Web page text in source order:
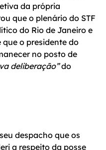
da própria
que o plenário do STF
do Rio de Janeiro e
o presidente do
no posto de
deliberação”do
despacho que os
a respeito da posse